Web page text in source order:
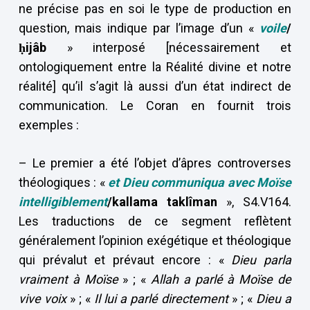
ne précise pas en soi le type de production en
question, mais indique par l’image d’un « voile/
ḥijâb» interposé [nécessairement et
ontologiquement entre la Réalité divine et notre
réalité] qu’il s’agit là aussi d’un état indirect de
communication. Le Coran en fournit trois
exemples :
– Le premier a été l’objet d’âpres controverses
théologiques : « et Dieu communiqua avec Moïse
intelligiblement/kallama taklîman », S4.V164.
Les traductions de ce segment reflètent
généralement l’opinion exégétique et théologique
qui prévalut et prévaut encore : «Dieu parla
vraiment à Moïse » ; « Allah a parlé à Moïse de
vive voix» ; « Il lui a parlé directement » ; « Dieu a